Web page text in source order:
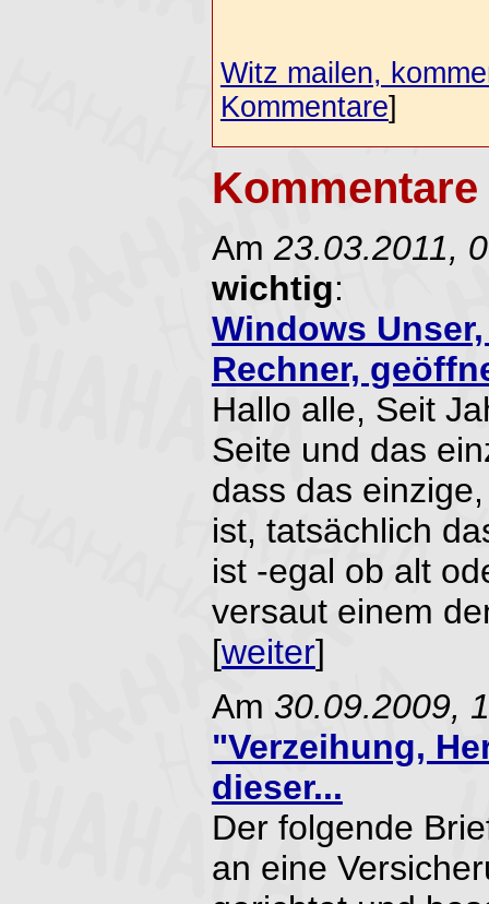
Witz mailen,
Kommentare]
Am 23.03.2011,
wichtig:
Windows
Rechner,
Hallo alle, Seit
Seite und das
dass das
ist, tatsächlich
ist -egal ob alt
versaut einem
[weiter]
Am 30.09.2009,
"Verzeihung,
dieser...
Der folgende
an eine